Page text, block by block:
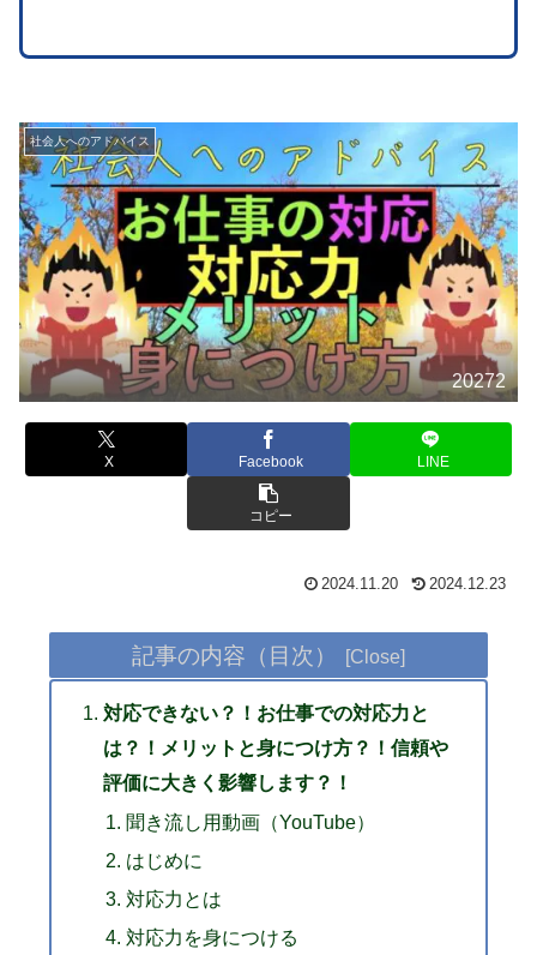
社会人へのアドバイス
20272
X Facebook LINE
コピー
2024.11.20 2024.12.23
記事の内容（目次）
対応できない？！お仕事での対応力と
は？！メリットと身につけ方？！信頼や
評価に大きく影響します？！
聞き流し用動画（YouTube）
はじめに
対応力とは
対応力を身につける